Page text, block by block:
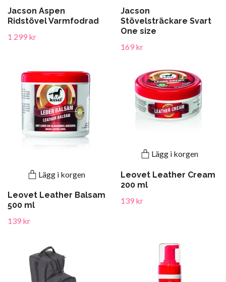
Jacson Aspen
Ridstövel Varmfodrad
1 299 kr
Jacson
Stövelsträckare Svart
One size
169 kr
Lägg i korgen
Leovet Leather Balsam
500 ml
139 kr
Lägg i korgen
Leovet Leather Cream
200 ml
139 kr